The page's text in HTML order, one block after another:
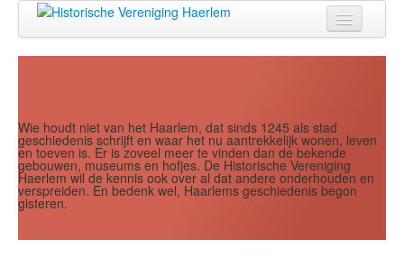
Zien
Lezen
Over ons
Wie houdt niet van het Haarlem, dat sinds 1245 als stad
geschiedenis schrijft en waar het nu aantrekkelijk wonen, leven
en toeven is. Er is zoveel meer te vinden dan de bekende
gebouwen, museums en hofjes. De Historische Vereniging
Haerlem wil de kennis ook over al dat andere onderhouden en
verspreiden. En bedenk wel, Haarlems geschiedenis begon
gisteren.
Jaar Maand Jaar
Maand